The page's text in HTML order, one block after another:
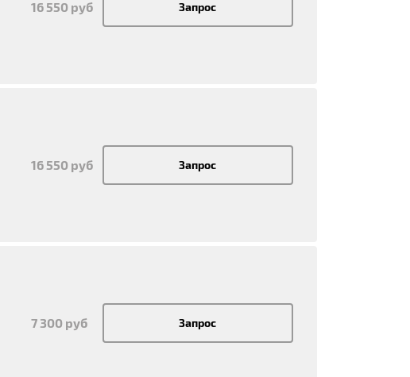
16 550 руб Запрос
16 550 руб Запрос
7 300 руб Запрос